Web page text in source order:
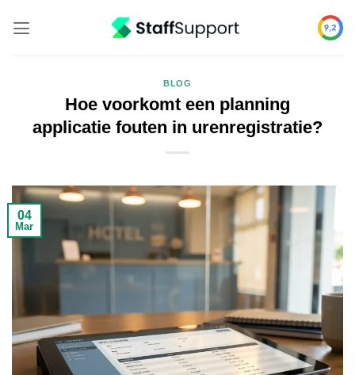
BLOG
Hoe voorkomt een planning
applicatie fouten in urenregistratie?
04
Mar